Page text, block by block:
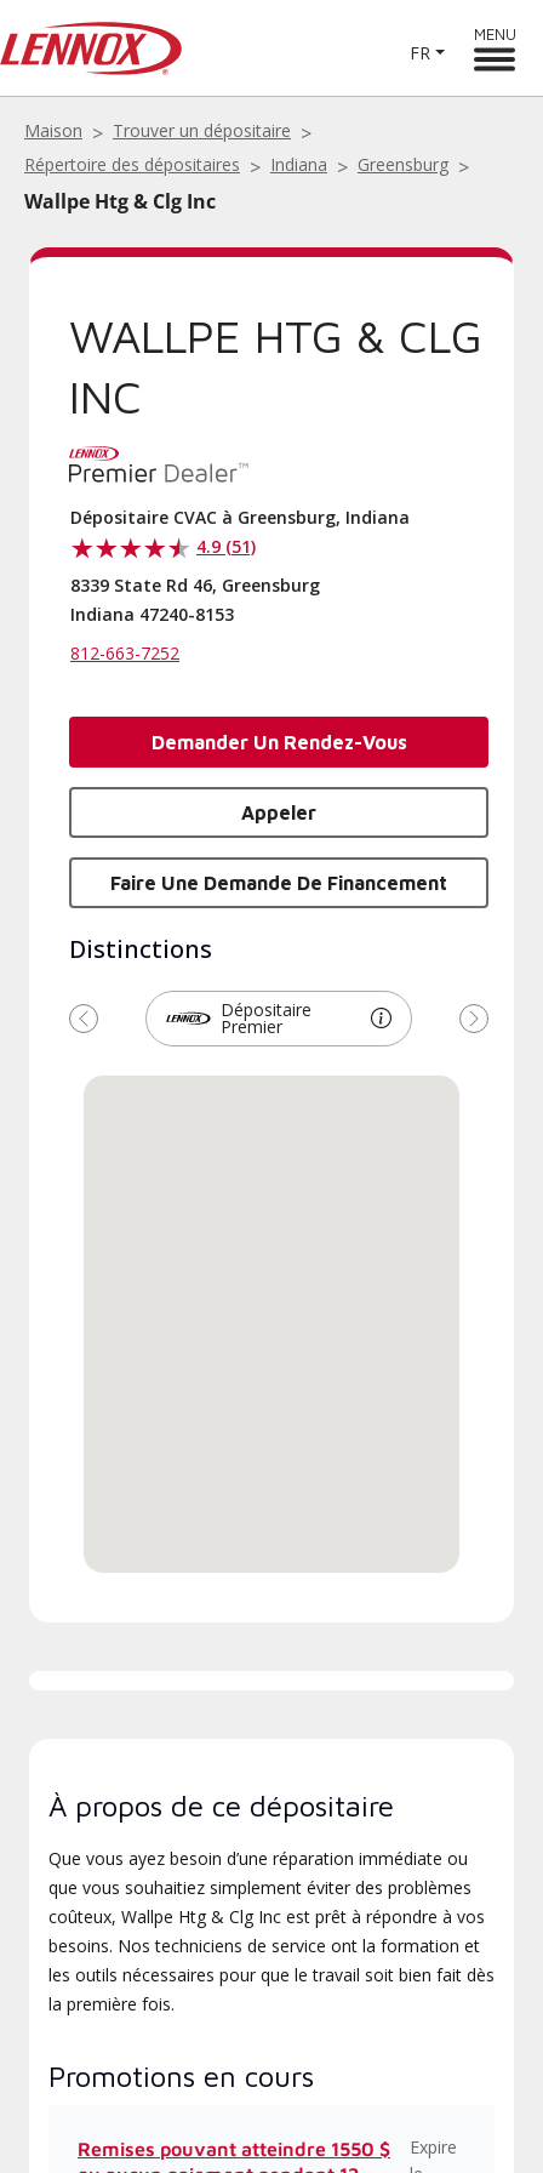
FR
MENU
Maison
Trouver un dépositaire
Répertoire des dépositaires
Indiana Greensburg
Wallpe Htg & Clg Inc
WALLPE HTG & CLG
INC
Dépositaire CVAC à Greensburg, Indiana
4.9 (51)
8339 State Rd 46, Greensburg
Indiana 47240-8153
812-663-7252
Demander Un Rendez-Vous
Appeler
Faire Une Demande De Financement
Distinctions
Dépositaire
Premier
Précédent Suivant
À propos de ce dépositaire
Que vous ayez besoin d’une réparation immédiate ou
que vous souhaitiez simplement éviter des problèmes
coûteux, Wallpe Htg & Clg Inc est prêt à répondre à vos
besoins. Nos techniciens de service ont la formation et
les outils nécessaires pour que le travail soit bien fait dès
la première fois.
Promotions en cours
Remises pouvant atteindre 1550 $
Expire